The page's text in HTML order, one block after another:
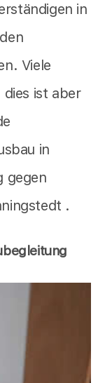
in
Viele
dies ist aber
in
gegen
.